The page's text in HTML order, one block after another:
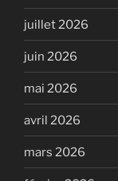
juillet 2026
juin 2026
mai 2026
avril 2026
mars 2026